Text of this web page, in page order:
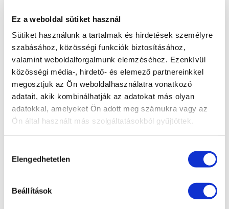
Ez a weboldal sütiket használ
Sütiket használunk a tartalmak és hirdetések személyre
szabásához, közösségi funkciók biztosításához,
valamint weboldalforgalmunk elemzéséhez. Ezenkívül
közösségi média-, hirdető- és elemező partnereinkkel
megosztjuk az Ön weboldalhasználatra vonatkozó
adatait, akik kombinálhatják az adatokat más olyan
adatokkal, amelyeket Ön adott meg számukra vagy az
Ön által használt más szolgáltatásokból gyűjtöttek.
kiválasztása
Elengedhetetlen
Beállítások
Kettő gyermeknél minimum 50 négyzetméter
alapterületűnek;
Három vagy több gyermek esetén minimum 60
négyzetméter alapterületűnek kell lennie.
A kinézettháznak
Egy gyermek esetén minimum 70 négyzetméter
alapterületűnek;
Kettő gyermeknél minimum 80 négyzetméter
Három vagy több gyermek esetén minimum 90